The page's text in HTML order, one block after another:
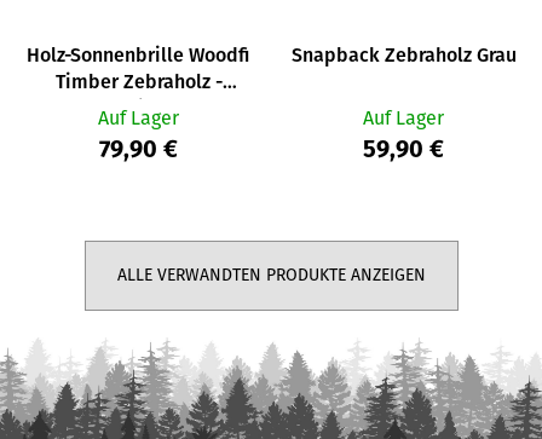
Holz-Sonnenbrille Woodfi
Timber Zebraholz -
verspiegelt
Auf Lager
79,90 €
Snapback Zebraholz Grau
Auf Lager
59,90 €
ALLE VERWANDTEN PRODUKTE ANZEIGEN